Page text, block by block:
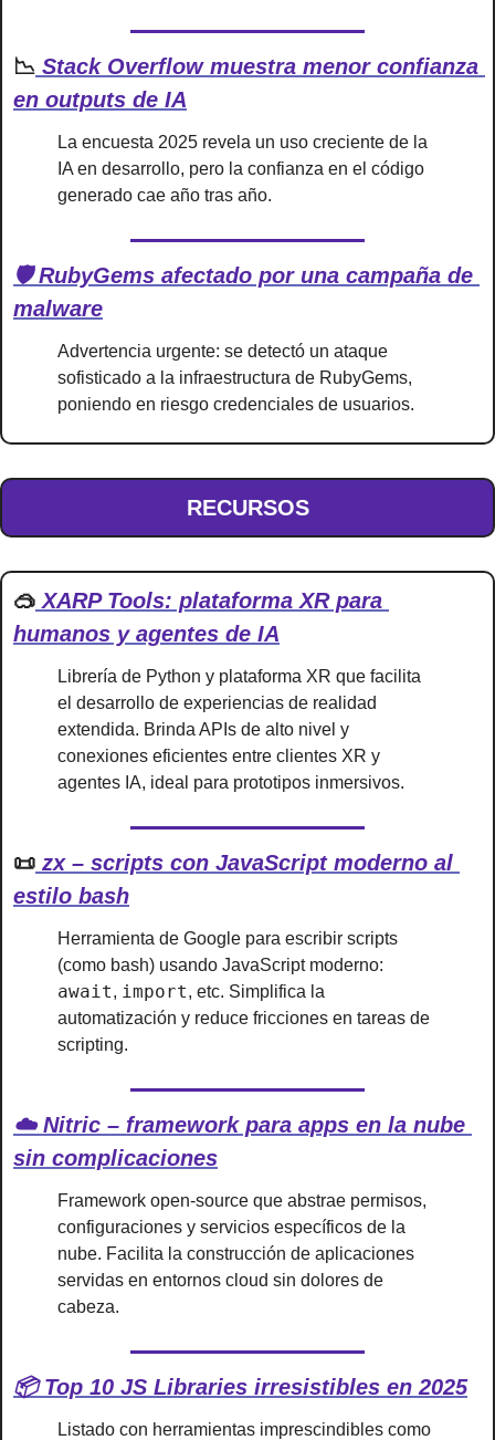
📉 Stack Overflow muestra menor confianza
en outputs de IA
La encuesta 2025 revela un uso creciente de la
IA en desarrollo, pero la confianza en el código
generado cae año tras año.
🛡️ RubyGems afectado por una campaña de
malware
Advertencia urgente: se detectó un ataque
sofisticado a la infraestructura de RubyGems,
poniendo en riesgo credenciales de usuarios.
RECURSOS
🥽 XARP Tools: plataforma XR para
humanos y agentes de IA
Librería de Python y plataforma XR que facilita
el desarrollo de experiencias de realidad
extendida. Brinda APIs de alto nivel y
conexiones eficientes entre clientes XR y
agentes IA, ideal para prototipos inmersivos.
📜 zx – scripts con JavaScript moderno al
estilo bash
Herramienta de Google para escribir scripts
await, import, etc. Simplifica la
automatización y reduce fricciones en tareas de
scripting.
☁️ Nitric – framework para apps en la nube
sin complicaciones
Framework open-source que abstrae permisos,
configuraciones y servicios específicos de la
nube. Facilita la construcción de aplicaciones
servidas en entornos cloud sin dolores de
cabeza.
📦 Top 10 JS Libraries irresistibles en 2025
Listado con herramientas imprescindibles como